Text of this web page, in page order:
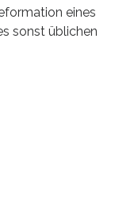
eines
sonst üblichen